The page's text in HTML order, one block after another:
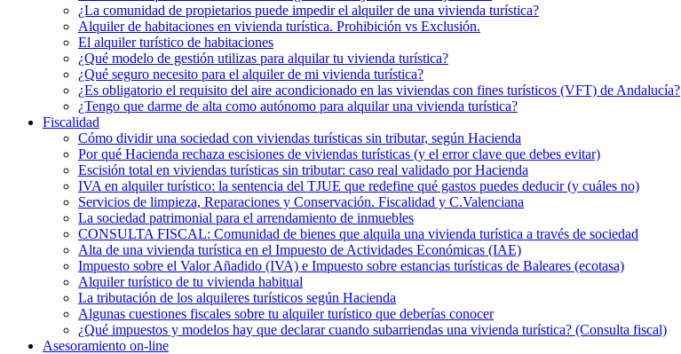
¿La comunidad de propietarios puede impedir el alquiler de una vivienda turística?
Alquiler de habitaciones en vivienda turística. Prohibición vs Exclusión.
El alquiler turístico de habitaciones
¿Qué modelo de gestión utilizas para alquilar tu vivienda turística?
¿Qué seguro necesito para el alquiler de mi vivienda turística?
¿Es obligatorio el requisito del aire acondicionado en las viviendas con fines turísticos (VFT) de Andalucía?
¿Tengo que darme de alta como autónomo para alquilar una vivienda turística?
Fiscalidad
Cómo dividir una sociedad con viviendas turísticas sin tributar, según Hacienda
Por qué Hacienda rechaza escisiones de viviendas turísticas (y el error clave que debes evitar)
Escisión total en viviendas turísticas sin tributar: caso real validado por Hacienda
IVA en alquiler turístico: la sentencia del TJUE que redefine qué gastos puedes deducir (y cuáles no)
Servicios de limpieza, Reparaciones y Conservación. Fiscalidad y C.Valenciana
La sociedad patrimonial para el arrendamiento de inmuebles
CONSULTA FISCAL: Comunidad de bienes que alquila una vivienda turística a través de sociedad
Alta de una vivienda turística en el Impuesto de Actividades Económicas (IAE)
Impuesto sobre el Valor Añadido (IVA) e Impuesto sobre estancias turísticas de Baleares (ecotasa)
Alquiler turístico de tu vivienda habitual
La tributación de los alquileres turísticos según Hacienda
Algunas cuestiones fiscales sobre tu alquiler turístico que deberías conocer
¿Qué impuestos y modelos hay que declarar cuando subarriendas una vivienda turística? (Consulta fiscal)
Asesoramiento on-line